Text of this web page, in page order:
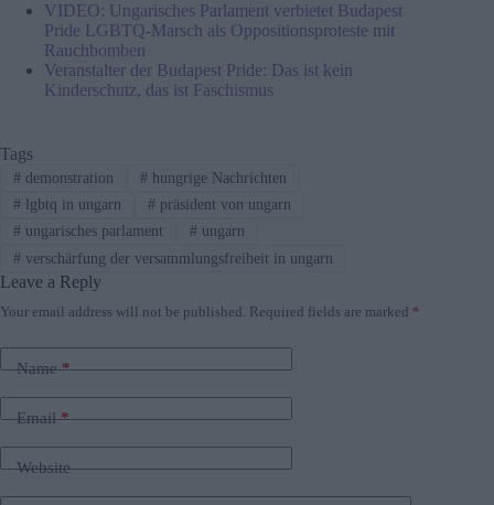
VIDEO: Ungarisches Parlament verbietet Budapest
Pride LGBTQ-Marsch als Oppositionsproteste mit
Rauchbomben
Veranstalter der Budapest Pride: Das ist kein
Kinderschutz, das ist Faschismus
Tags
#demonstration #hungrige Nachrichten
#lgbtq in ungarn #präsident von ungarn
#ungarisches parlament #ungarn
#verschärfung der versammlungsfreiheit in ungarn
Leave a Reply
Your email address will not be published. Required fields are marked *
Name*
Email*
Website